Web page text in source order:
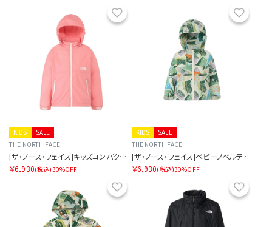
お気に入り
SALE
KIDS
THE NORTH FACE
[ザ・ノース・フェイス]キッズコンパクトジャケット
￥6,930(税込)30%OFF
SALE
KIDS
THE NORTH FACE
[ザ・ノース・フェイス]ベビーノベルティコンパクトジャケット
￥6,930(税込)30%OFF